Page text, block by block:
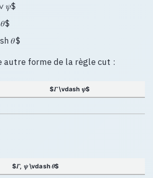
𝜓$
𝜃$
autre forme de la règle cut :
$𝛤 \vdash 𝜓$
$𝛤, 𝜓 \vdash 𝜃$